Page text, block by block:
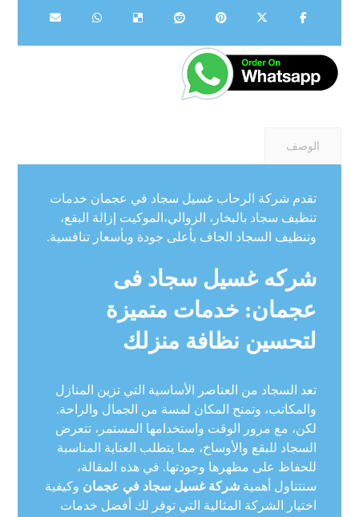
الوصف
تقدم شركة الرحاب غسيل سجاد في عجمان خدمات
تنظيف سجاد بالبخار، الزوالي،الموكيت إزالة البقع،
وتنظيف السجاد الجاف بأعلى جودة وبأسعار تنافسية.
شركه غسيل سجاد فى
عجمان: خدمات متميزة
لتحسين نظافة منزلك
تعد السجاد من العناصر الأساسية التي تزين المنازل
والمكاتب، وتمنح المكان لمسة من الجمال والراحة.
لكن، مع مرور الوقت واستخدامها المستمر، تتعرض
السجاد للبقع والأوساخ، مما يتطلب العناية المناسبة
للحفاظ على مظهرها وجودتها. في هذه المقالة،
سنتناول أهميةشركة غسيل سجاد في عجمان وكيفية
اختيار الشركة المثالية التي توفر لك أفضل خدمات